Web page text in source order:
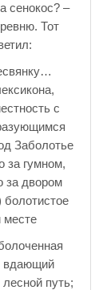
сенокос? –
Тот
с
Заболотье
за гумном,
за двором
болотистое
месте
вдающий
путь;